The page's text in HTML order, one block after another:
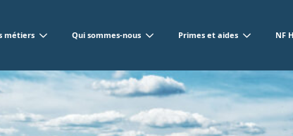
métiers Qui sommes-nous Primes et aides NF